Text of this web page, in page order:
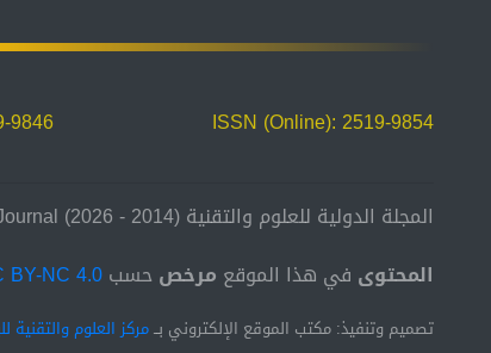
ISSN (Online): 2519-9854
9846
المجلة الدولية للعلوم والتقنية (2014 - 2026) International Science and Technology Journal
المحتوى في هذا الموقع مرخصحسبBY-NC 4.0
تصميم وتنفيذ: مكتب الموقع الإلكتروني بــمركز العلوم والتقنية